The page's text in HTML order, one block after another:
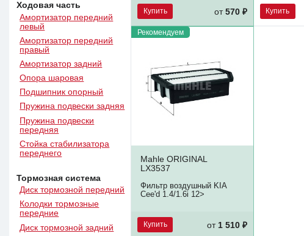
Ходовая часть
Амортизатор передний
левый
Амортизатор передний
правый
Амортизатор задний
Опора шаровая
Подшипник опорный
Пружина подвески задняя
Пружина подвески
передняя
Стойка стабилизатора
переднего
Тормозная система
Диск тормозной передний
Колодки тормозные
передние
Диск тормозной задний
Купить от570 ₽ Купить
Рекомендуем
Mahle ORIGINAL
LX3537
Фильтр воздушный KIA
Cee'd 1.4/1.6i 12>
Купить от 1 510 ₽